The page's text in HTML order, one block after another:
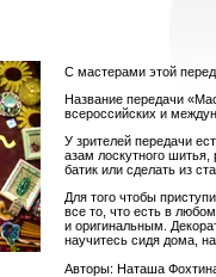
С мастерами этой
Название передачи
всероссийских и
У зрителей передачи
азам лоскутного шитья,
батик или сделать из
Для того чтобы
все то, что есть в
и оригинальным.
научитесь сидя дома,
Авторы: Наташа